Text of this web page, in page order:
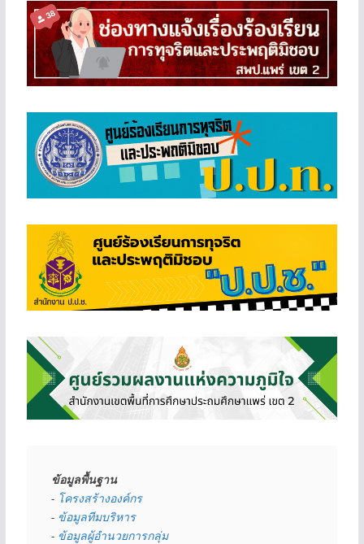
ข้อมูลพื้นฐาน
- โครงสร้างองค์กร
- ข้อมูลทีมบริหาร
- ข้อมูลผู้อำนวยการกลุ่ม